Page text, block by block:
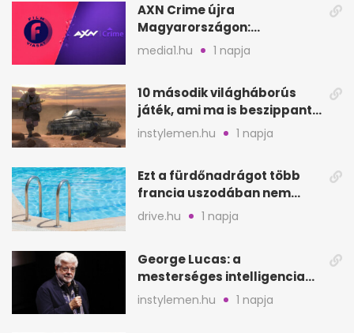
AXN Crime újra
Magyarországon:
szeptembertől a Viasat Film
media1.hu 1 napja
10 második világháborús
játék, ami ma is beszippant
a képernyő elé
instylemen.hu 1 napja
Ezt a fürdőnadrágot több
francia uszodában nem
fogadják el
drive.hu 1 napja
George Lucas: a
mesterséges intelligencia
lehet Hollywood következő
lépése
instylemen.hu 1 napja